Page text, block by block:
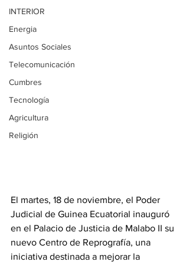
INTERIOR
Energia
Asuntos Sociales
Telecomunicación
Cumbres
Tecnología
Agricultura
Religión
El martes, 18 de noviembre, el Poder
Judicial de Guinea Ecuatorial inauguró
en el Palacio de Justicia de Malabo II su
nuevo Centro de Reprografía, una
iniciativa destinada a mejorar la